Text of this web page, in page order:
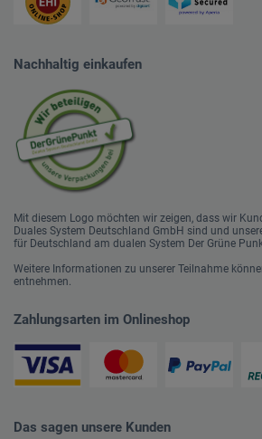
Nachhaltig einkaufen
Mit diesem Logo möchten wir zeigen, dass wir
Duales System Deutschland GmbH sind und
für Deutschland am dualen System Der Grüne
Weitere Informationen zu unserer Teilnahme
entnehmen.
Zahlungsarten im Onlineshop
Das sagen unsere Kunden